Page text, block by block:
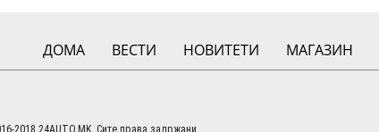
ДОМА ВЕСТИ НОВИТЕТИ МАГАЗИН
2018 24AUTO.MK. Сите права задржани.